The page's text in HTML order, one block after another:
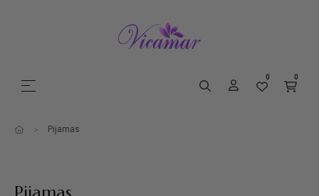
Navegación de palanca
☰ 0 0
Pijamas